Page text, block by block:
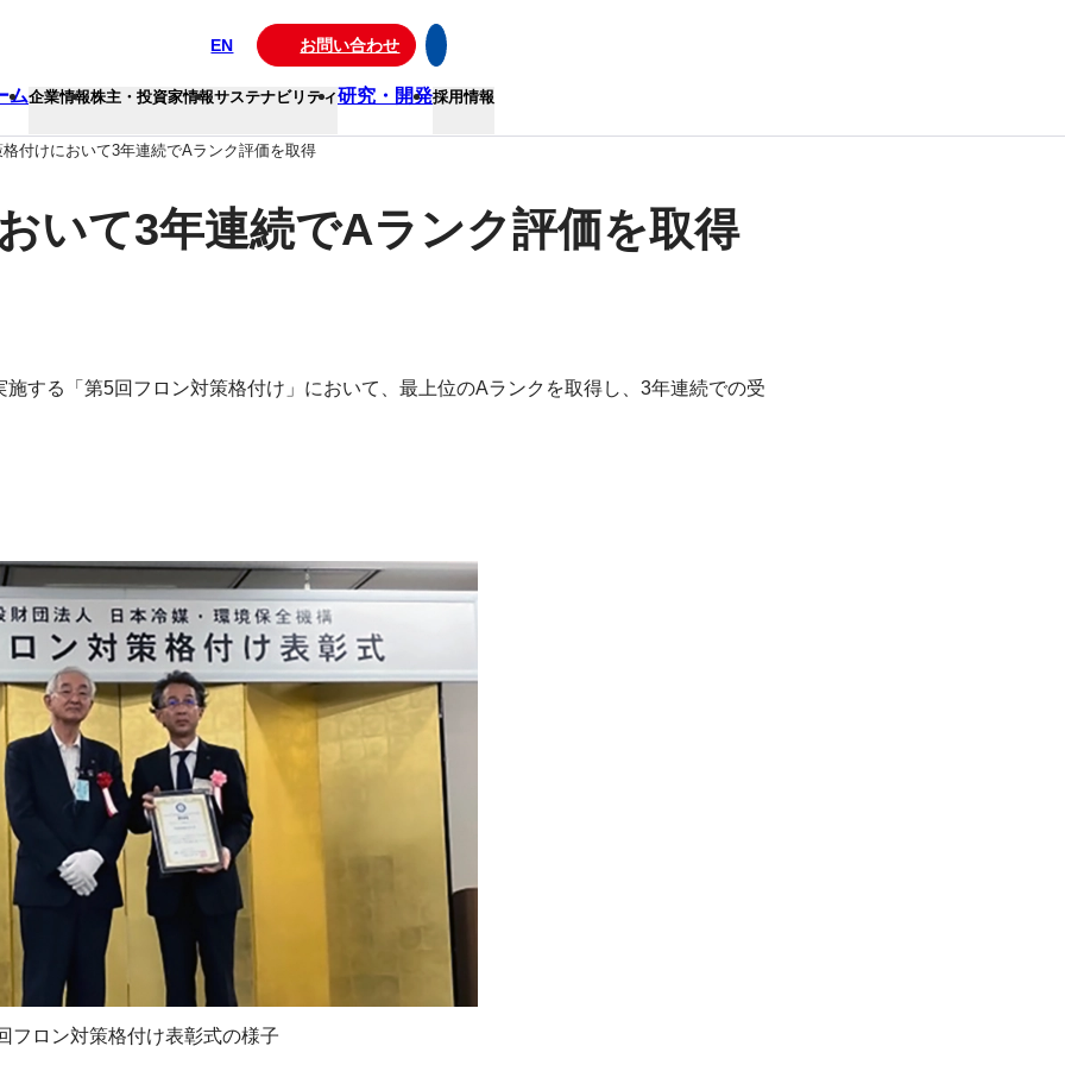
EN お問い合わせ
ム企業情報株主・投資家情報サステナビリティ研究・開発採用情報
付けにおいて3年連続でAランク評価を取得
いて3年連続でAランク評価を取得
する「第5回フロン対策格付け」において、最上位のAランクを取得し、3年連続での受
フロン対策格付け表彰式の様子